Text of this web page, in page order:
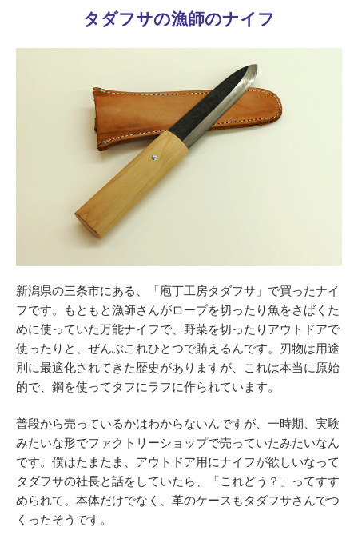
タダフサの漁師のナイフ
新潟県の三条市にある、「庖丁工房タダフサ」で買ったナイ
フです。もともと漁師さんがロープを切ったり魚をさばくた
めに使っていた万能ナイフで、野菜を切ったりアウトドアで
使ったりと、ぜんぶこれひとつで賄えるんです。刃物は用途
別に最適化されてきた歴史がありますが、これは本当に原始
的で、鋼を使ってタフにラフに作られています。
普段から売っているかはわからないんですが、一時期、実験
みたいな形でファクトリーショップで売っていたみたいなん
です。僕はたまたま、アウトドア用にナイフが欲しいなって
タダフサの社長と話をしていたら、「これどう？」ってすす
められて。本体だけでなく、革のケースもタダフサさんでつ
くったそうです。